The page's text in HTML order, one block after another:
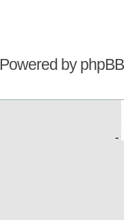
Powered byphpBB
-